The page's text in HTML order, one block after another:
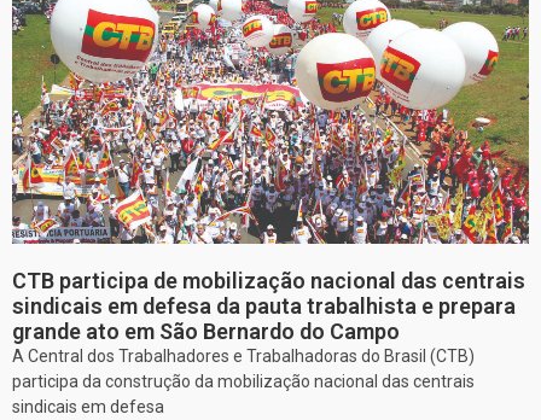
CTB participa de mobilização nacional das centrais
sindicais em defesa da pauta trabalhista e prepara
grande ato em São Bernardo do Campo
A Central dos Trabalhadores e Trabalhadoras do Brasil (CTB)
participa da construção da mobilização nacional das centrais
sindicais em defesa